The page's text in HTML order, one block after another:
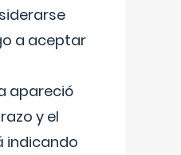
a aceptar
apareció
y el
indicando